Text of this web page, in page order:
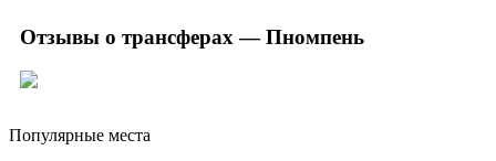
Отзывы о трансферах — Пномпень
Популярные места